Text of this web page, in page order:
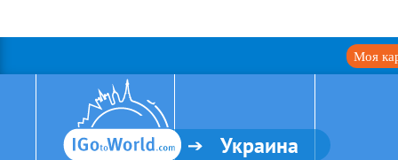
Моя
Украина